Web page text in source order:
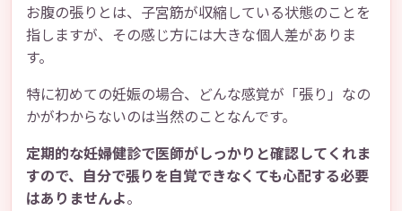
お腹の張りとは、子宮筋が収縮している状態のことを
指しますが、その感じ方には大きな個人差がありま
す。
特に初めての妊娠の場合、どんな感覚が「張り」なの
かがわからないのは当然のことなんです。
定期的な妊婦健診で医師がしっかりと確認してくれま
すので、自分で張りを自覚できなくても心配する必要
はありませんよ。